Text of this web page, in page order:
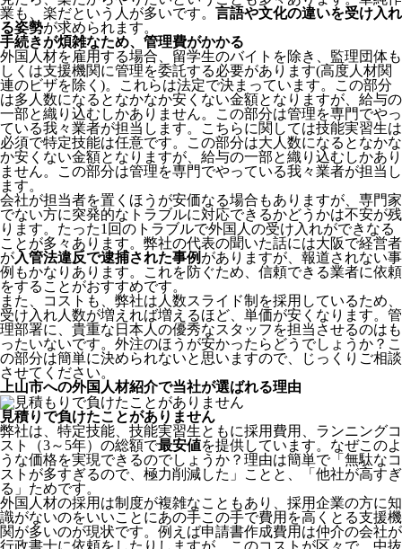
業も、楽だという人が多いです。 言語や文化の違いを受け入れ
る姿勢が求められます。
手続きが煩雑なため、管理費がかかる
外国人材を雇用する場合、留学生のバイトを除き、 監理団体も
しくは支援機関に管理を委託する必要があります(高度人材関
連のビザを除く)。これらは法定で決まっています。この部分
は多人数になるとなかなか安くない金額となりますが、給与の
一部と織り込むしかありません。この部分は管理を専門でやっ
ている我々業者が担当します。こちらに関しては技能実習生は
必須で特定技能は任意です。この部分は大人数になるとなかな
か安くない金額となりますが、給与の一部と織り込むしかあり
ません。この部分は管理を専門でやっている我々業者が担当し
ます。
会社が担当者を置くほうが安価なる場合もありますが、専門家
でない方に突発的なトラブルに対応できるかどうかは不安が残
ります。たった1回のトラブルで外国人の受け入れができなる
ことが多々あります。弊社の代表の聞いた話には大阪で経営者
が入管法違反で逮捕された事例 がありますが、報道されない事
例もかなりあります。これを防ぐため、信頼できる業者に依頼
をすることがおすすめです。
また、コストも、弊社は人数スライド制を採用しているため、
受け入れ人数が増えれば増えるほど、単価が安くなります。管
理部署に、貴重な日本人の優秀なスタッフを担当させるのはも
ったいないです。外注のほうが安かったらどうでしょうか？こ
の部分は簡単に決められないと思いますので、じっくりご相談
させてください。
上山市への外国人材紹介で当社が選ばれる理由
見積りで負けたことがありません
弊社は、特定技能、技能実習生ともに採用費用、ランニングコ
スト（3～5年）の総額で最安値を提供しています。なぜこのよ
うな価格を実現できるのでしょうか？理由は簡単で「無駄なコ
ストが多すぎるので、極力削減した」ことと、
「他社が高すぎ
る」 ためです。
外国人材の採用は制度が複雑なこともあり、採用企業の方に知
識がないのをいいことにあの手この手で費用を高くとる支援機
関が多いのが現状です。例えば申請書作成費用は仲介の会社が